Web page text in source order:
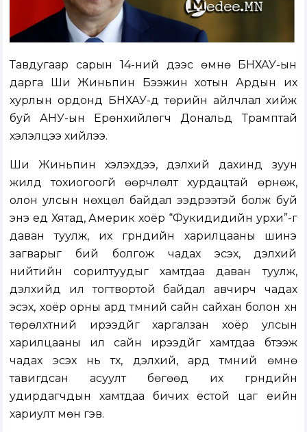
Тавдугаар сарын 14-ний үдээс өмнө БНХАУ-ын
дарга Ши Жиньпин Бээжин хотын Ардын их
хурлын ордонд БНХАУ-д төрийн айлчлал хийж
буй АНУ-ын Ерөнхийлөгч Дональд Трамптай
хэлэлцээ хийлээ.
Ши Жиньпин хэлэхдээ, дэлхий дахинд зуун
жилд тохиогоогүй өөрчлөлт хурдацтай өрнөж,
олон улсын нөхцөл байдал ээдрээтэй болж буй
энэ үед Хятад, Америк хоёр “Фукидидийн урхи”-г
даван туулж, их гүрнүүдийн харилцааны шинэ
загварыг бий болгож чадах эсэх, дэлхий
нийтийн сорилтуудыг хамтдаа даван туулж,
дэлхийд илүү тогтвортой байдал авчирч чадах
эсэх, хоёр орны ард түмний сайн сайхан болон хүн
төрөлхтний ирээдүйг харгалзан хоёр улсын
харилцааны илүү сайн ирээдүйг хамтдаа бүтээж
чадах эсэх нь түүх, дэлхий, ард түмний өмнө
тавигдсан асуулт бөгөөд их гүрнүүдийн
удирдагчдын хамтдаа бичих ёстой цаг үеийн
хариулт мөн гэв.